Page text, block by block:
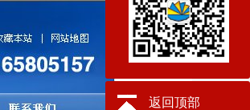
返回顶部